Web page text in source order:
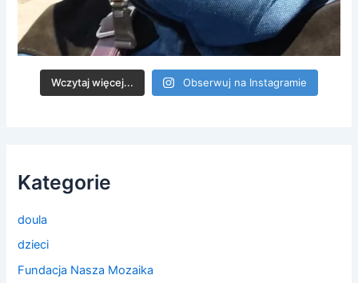
Wczytaj więcej... Obserwuj na Instagramie
Kategorie
doula
dzieci
Fundacja Nasza Mozaika